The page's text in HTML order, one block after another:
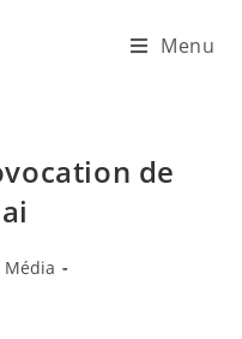
Menu
de
Média